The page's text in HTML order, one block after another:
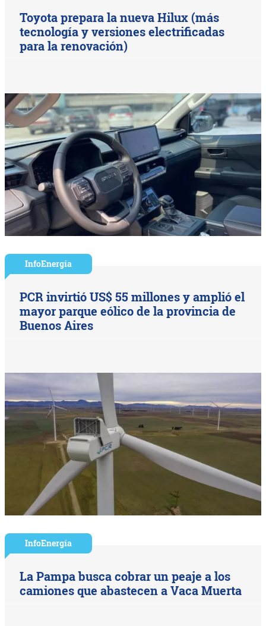
Toyota prepara la nueva Hilux (más
tecnología y versiones electrificadas
para la renovación)
InfoEnergía
PCR invirtió US$ 55 millones y amplió el
mayor parque eólico de la provincia de
Buenos Aires
InfoEnergía
La Pampa busca cobrar un peaje a los
camiones que abastecen a Vaca Muerta